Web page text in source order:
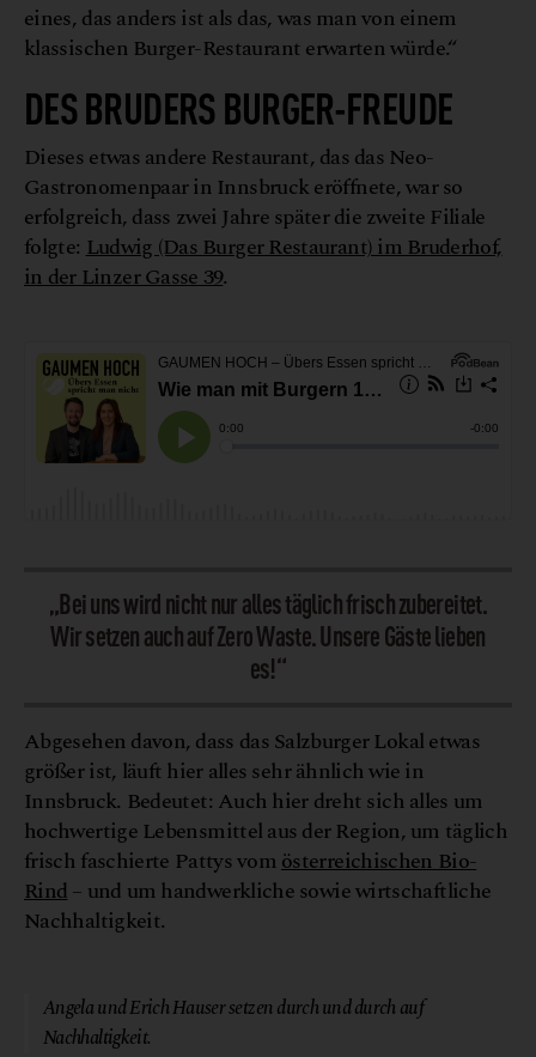
eines, das anders ist als das, was man von einem
klassischen Burger-Restaurant erwarten würde.“
DES BRUDERS BURGER-FREUDE
Dieses etwas andere Restaurant, das das Neo-
Gastronomenpaar in Innsbruck eröffnete, war so
erfolgreich, dass zwei Jahre später die zweite Filiale
folgte: Ludwig (Das Burger Restaurant) im Bruderhof,
in der Linzer Gasse 39.
„Bei uns wird nicht nur alles täglich frisch zubereitet.
Wir setzen auch auf Zero Waste. Unsere Gäste lieben
es!“
Abgesehen davon, dass das Salzburger Lokal etwas
größer ist, läuft hier alles sehr ähnlich wie in
Innsbruck. Bedeutet: Auch hier dreht sich alles um
hochwertige Lebensmittel aus der Region, um täglich
frisch faschierte Pattys vomösterreichischen Bio-
Rind– und um handwerkliche sowie wirtschaftliche
Nachhaltigkeit.
Angela und Erich Hauser setzen durch und durch auf
Nachhaltigkeit.